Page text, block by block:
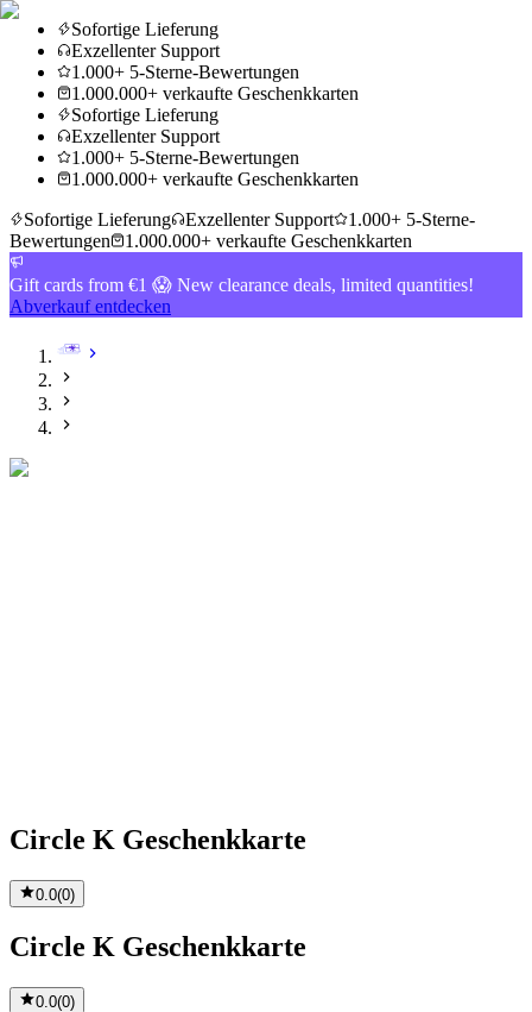
Sofortige Lieferung
Exzellenter Support
1.000+ 5-Sterne-Bewertungen
1.000.000+ verkaufte Geschenkkarten
Sofortige Lieferung
Exzellenter Support
1.000+ 5-Sterne-Bewertungen
1.000.000+ verkaufte Geschenkkarten
Sofortige Lieferung
Exzellenter Support
1.000+ 5-Sterne-
Bewertungen
1.000.000+ verkaufte Geschenkkarten
Gift cards from €1 😱 New clearance deals, limited quantities!
Abverkauf entdecken
Circle K Geschenkkarte
0.0(0)
Circle K Geschenkkarte
0.0(0)